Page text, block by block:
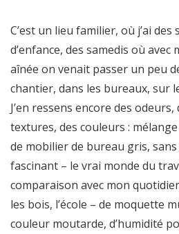
C’est un lieu familier, où j’ai des
d’enfance, des samedis où
aînée on venait passer un peu
chantier, dans les bureaux, sur
J’en ressens encore des odeurs,
textures, des couleurs :
de mobilier de bureau gris, sans
fascinant – le vrai monde du
comparaison avec mon
les bois, l’école – de moquette
couleur moutarde, d’humidité